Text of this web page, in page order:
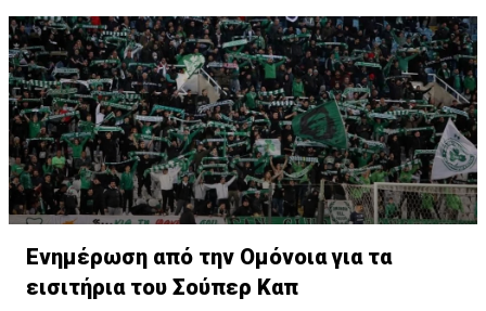
Ενημέρωση από την Ομόνοια για τα
εισιτήρια του Σούπερ Καπ